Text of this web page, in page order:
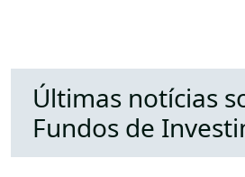
Últimas notícias
Fundos de